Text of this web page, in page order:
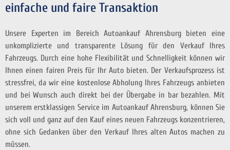
einfache und faire Transaktion
Unsere Experten im Bereich Autoankauf Ahrensburg bieten eine
unkomplizierte und transparente Lösung für den Verkauf Ihres
Fahrzeugs. Durch eine hohe Flexibilität und Schnelligkeit können wir
Ihnen einen fairen Preis für Ihr Auto bieten. Der Verkaufsprozess ist
stressfrei, da wir eine kostenlose Abholung Ihres Fahrzeugs anbieten
und bei Wunsch auch direkt bei der Übergabe in bar bezahlen. Mit
unserem erstklassigen Service im Autoankauf Ahrensburg, können Sie
sich voll und ganz auf den Kauf eines neuen Fahrzeugs konzentrieren,
ohne sich Gedanken über den Verkauf Ihres alten Autos machen zu
müssen.